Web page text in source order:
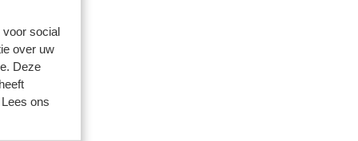
voor social
over uw
Deze
ons